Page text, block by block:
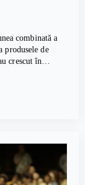
combinată a
de
crescut în…